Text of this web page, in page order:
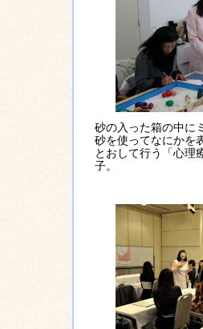
砂の入った箱の中に
砂を使ってなにかを
とおして行う「心理
子。